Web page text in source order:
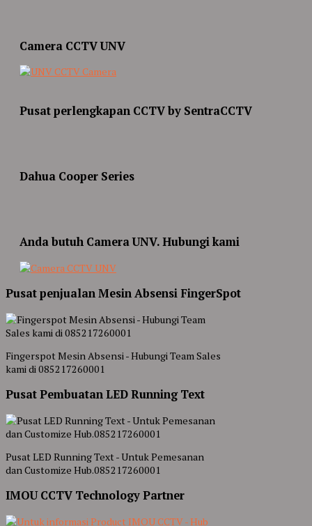
Camera CCTV UNV
Pusat perlengkapan CCTV by SentraCCTV
Dahua Cooper Series
Anda butuh Camera UNV. Hubungi kami
Pusat penjualan Mesin Absensi FingerSpot
Fingerspot Mesin Absensi - Hubungi Team Sales
kami di 085217260001
Pusat Pembuatan LED Running Text
Pusat LED Running Text - Untuk Pemesanan
dan Customize Hub.085217260001
IMOU CCTV Technology Partner